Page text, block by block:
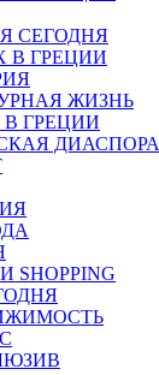
СЕГОДНЯ
В ГРЕЦИИ
ЖИЗНЬ
ГРЕЦИИ
ДИАСПОРА
SHOPPING